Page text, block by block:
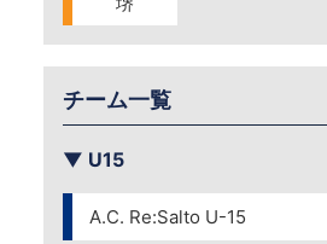
チーム一覧
▼ U15
A.C. Re:Salto U-15